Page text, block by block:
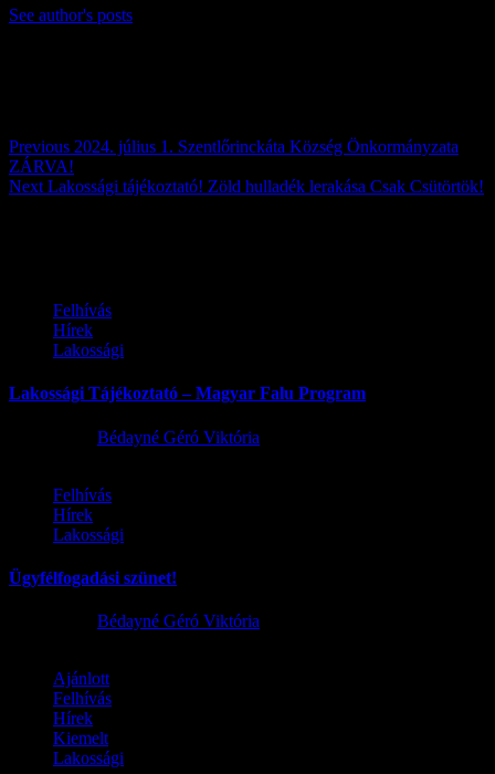
See author's posts
Previous 2024. július 1. Szentlőrinckáta Község Önkormányzata
ZÁRVA!
Next Lakossági tájékoztató! Zöld hulladék lerakása Csak Csütörtök!
Felhívás
Hírek
Lakossági
Lakossági Tájékoztató – Magyar Falu Program
Bédayné Géró Viktória
Felhívás
Hírek
Lakossági
Ügyfélfogadási szünet!
Bédayné Géró Viktória
Ajánlott
Felhívás
Hírek
Kiemelt
Lakossági